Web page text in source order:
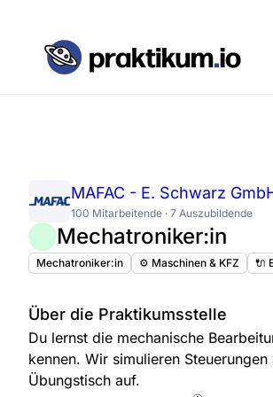
MAFAC - E. Schwarz
100 Mitarbeitende · 7 Auszubildende
Mechatroniker:in
Mechatroniker:in ⚙️ Maschinen & KFZ 🔌
Über die Praktikumsstelle
Du lernst die mechanische
kennen. Wir simulieren
Übungstisch auf.